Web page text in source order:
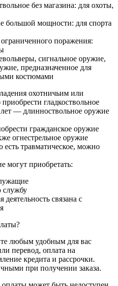
без магазина: для охоты,
большой мощности: для спорта
поражения:
сигнальное оружие,
предназначенное для
костюмами
охотничьим или
гладкоствольное
— длинноствольное оружие
гражданское оружие
огнестрельное оружие
есть травматическое, можно
могут приобретать:
деятельность связана с
любым удобным для вас
перевод, оплата на
кредита и рассрочки.
при получении заказа.